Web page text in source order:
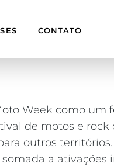
CONTATO
Week como um
de motos e
outros
a ativações